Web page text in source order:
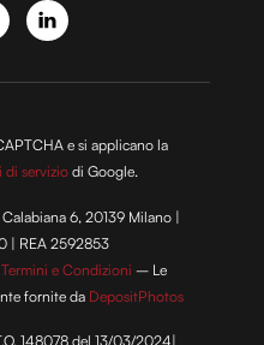
e si applicano la
di serviziodi Google.
6, 20139 Milano |
| REA 2592853
Termini e Condizioni – Le
fornite da DepositPhotos
148078 del 13/03/2024|